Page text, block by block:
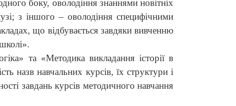
боку, оволодіння знаннями новітніх
з іншого – оволодіння специфічними
що відбувається завдяки вивченню
та «Методика викладання історії в
назв навчальних курсів, їх структури і
завдань курсів методичного навчання